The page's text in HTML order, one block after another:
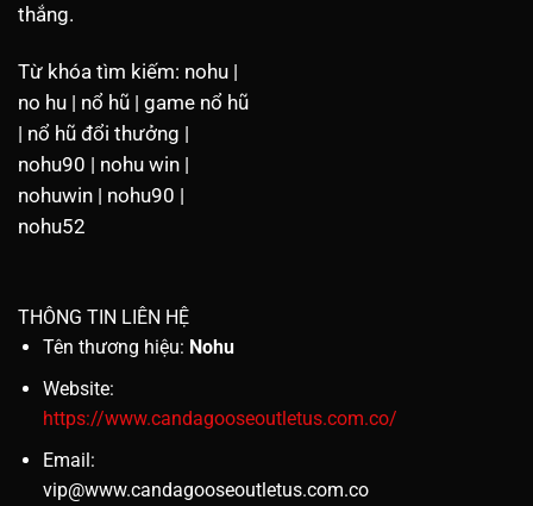
thắng.
Từ khóa tìm kiếm: nohu |
no hu | nổ hũ | game nổ hũ
| nổ hũ đổi thưởng |
nohu90 | nohu win |
nohuwin | nohu90 |
nohu52
THÔNG TIN LIÊN HỆ
Tên thương hiệu: Nohu
Website:
https://www.candagooseoutletus.com.co/
Email:
vip@www.candagooseoutletus.com.co